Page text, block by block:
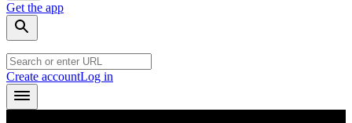
Get the app
Create accountLog in